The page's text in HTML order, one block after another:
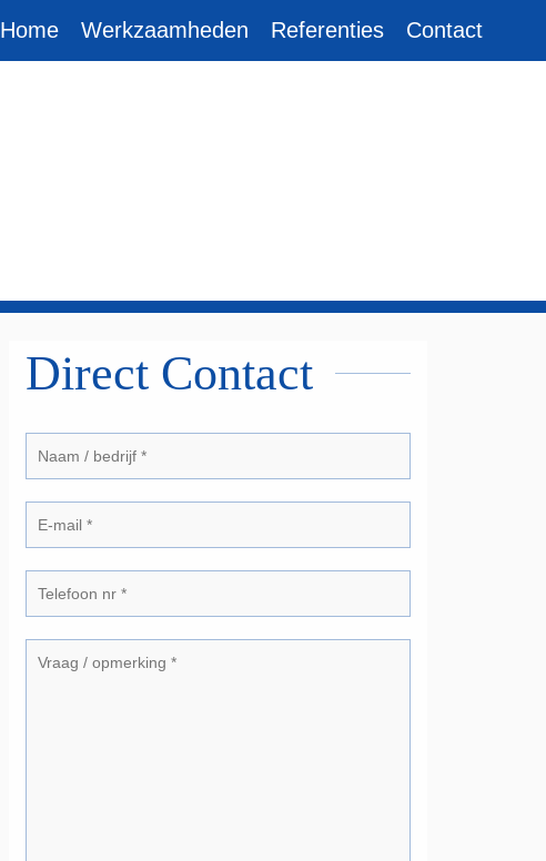
Home Werkzaamheden Referenties Contact
Direct Contact